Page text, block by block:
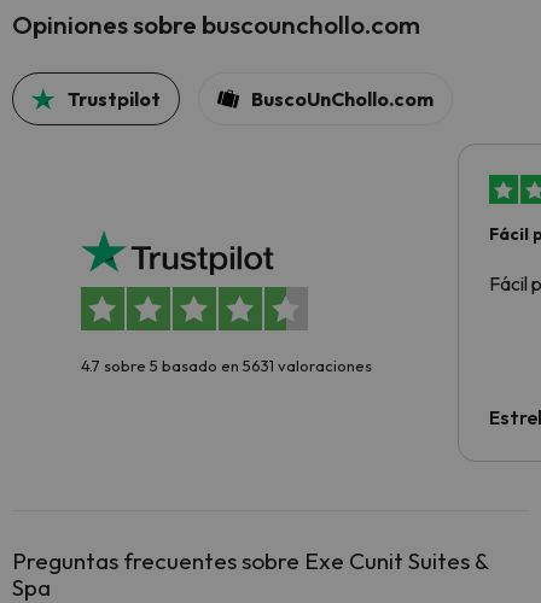
Opiniones sobre buscounchollo.com
Trustpilot BuscoUnChollo.com
4.7 sobre 5 basado en 5631 valoraciones
Fácil
Fácil
Preguntas frecuentes sobre Exe Cunit Suites &
Spa